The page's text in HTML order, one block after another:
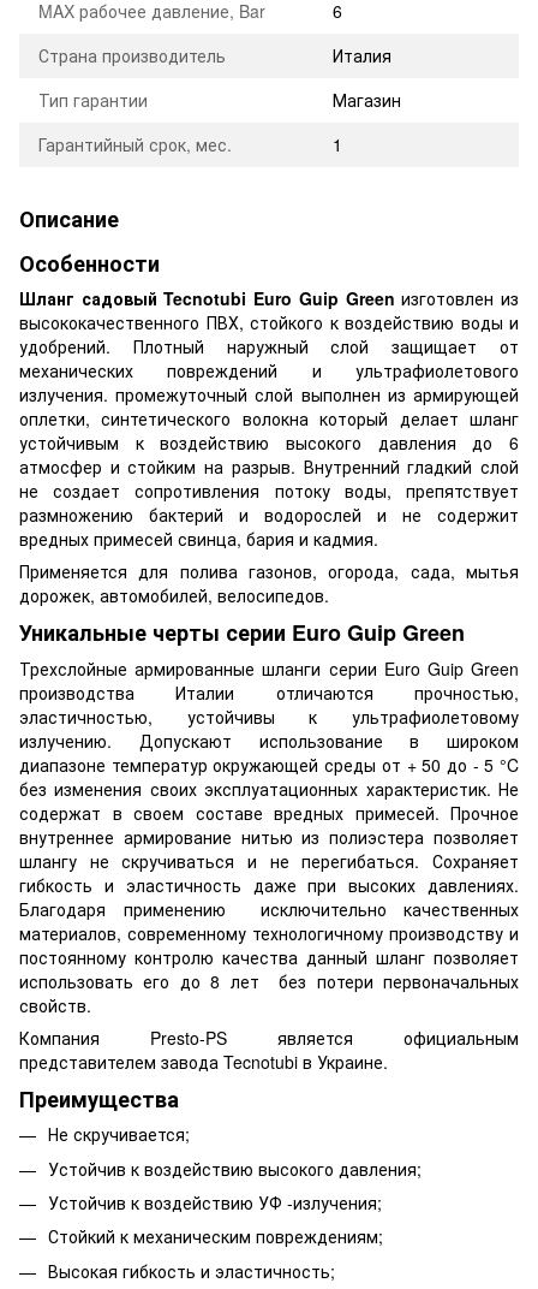
MAX рабочее давление, Bar
6
Страна производитель
Италия
Тип гарантии
Магазин
Гарантийный срок, мес.
1
Описание
Особенности
Шланг садовый Tecnotubi Euro Guip Green изготовлен из
высококачественного ПВХ, стойкого к воздействию воды и
удобрений. Плотный наружный слой защищает от
механических повреждений и ультрафиолетового
излучения. промежуточный слой выполнен из армирующей
оплетки, синтетического волокна который делает шланг
устойчивым к воздействию высокого давления до 6
атмосфер и стойким на разрыв. Внутренний гладкий слой
не создает сопротивления потоку воды, препятствует
размножению бактерий и водорослей и не содержит
вредных примесей свинца, бария и кадмия.
Применяется для полива газонов, огорода, сада, мытья
дорожек, автомобилей, велосипедов.
Уникальные черты серии Euro Guip Green
Трехслойные армированные шланги серии Euro Guip Green
производства Италии отличаются прочностью,
эластичностью, устойчивы к ультрафиолетовому
излучению. Допускают использование в широком
диапазоне температур окружающей среды от + 50 до - 5 °C
без изменения своих эксплуатационных характеристик. Не
содержат в своем составе вредных примесей. Прочное
внутреннее армирование нитью из полиэстера позволяет
шлангу не скручиваться и не перегибаться. Сохраняет
гибкость и эластичность даже при высоких давлениях.
Благодаря применению исключительно качественных
материалов, современному технологичному производству и
постоянному контролю качества данный шланг позволяет
использовать его до 8 лет без потери первоначальных
свойств.
Компания Presto-PS является официальным
представителем завода Tecnotubi в Украине.
Преимущества
Не скручивается;
Устойчив к воздействию высокого давления;
Устойчив к воздействию УФ -излучения;
Стойкий к механическим повреждениям;
Высокая гибкость и эластичность;